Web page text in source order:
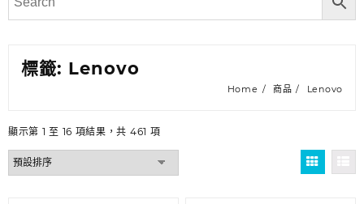
標籤: Lenovo
Home 商品 Lenovo
顯示第 1 至 16 項結果，共 461 項